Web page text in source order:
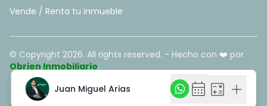
Juan Miguel Arias calendar_month calculate add
Juan Miguel Arias calendar_month calculate add
Vende / Renta tu inmueble
© Copyright 2026. All rights reserved. - Hecho con ❤️ por
Obrien Inmobiliario.